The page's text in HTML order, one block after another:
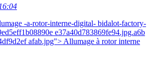
-a-rotor-interne-digital- bidalot-factory-
e37a40d783869fe94.jpg.a6b
afab.jpg"> Allumage à rotor interne